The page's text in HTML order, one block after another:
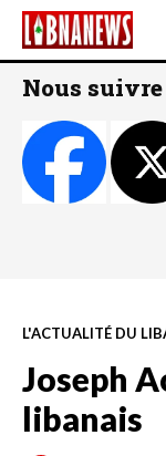
Nous
L'ACTUALITÉ DU
Joseph
libanais